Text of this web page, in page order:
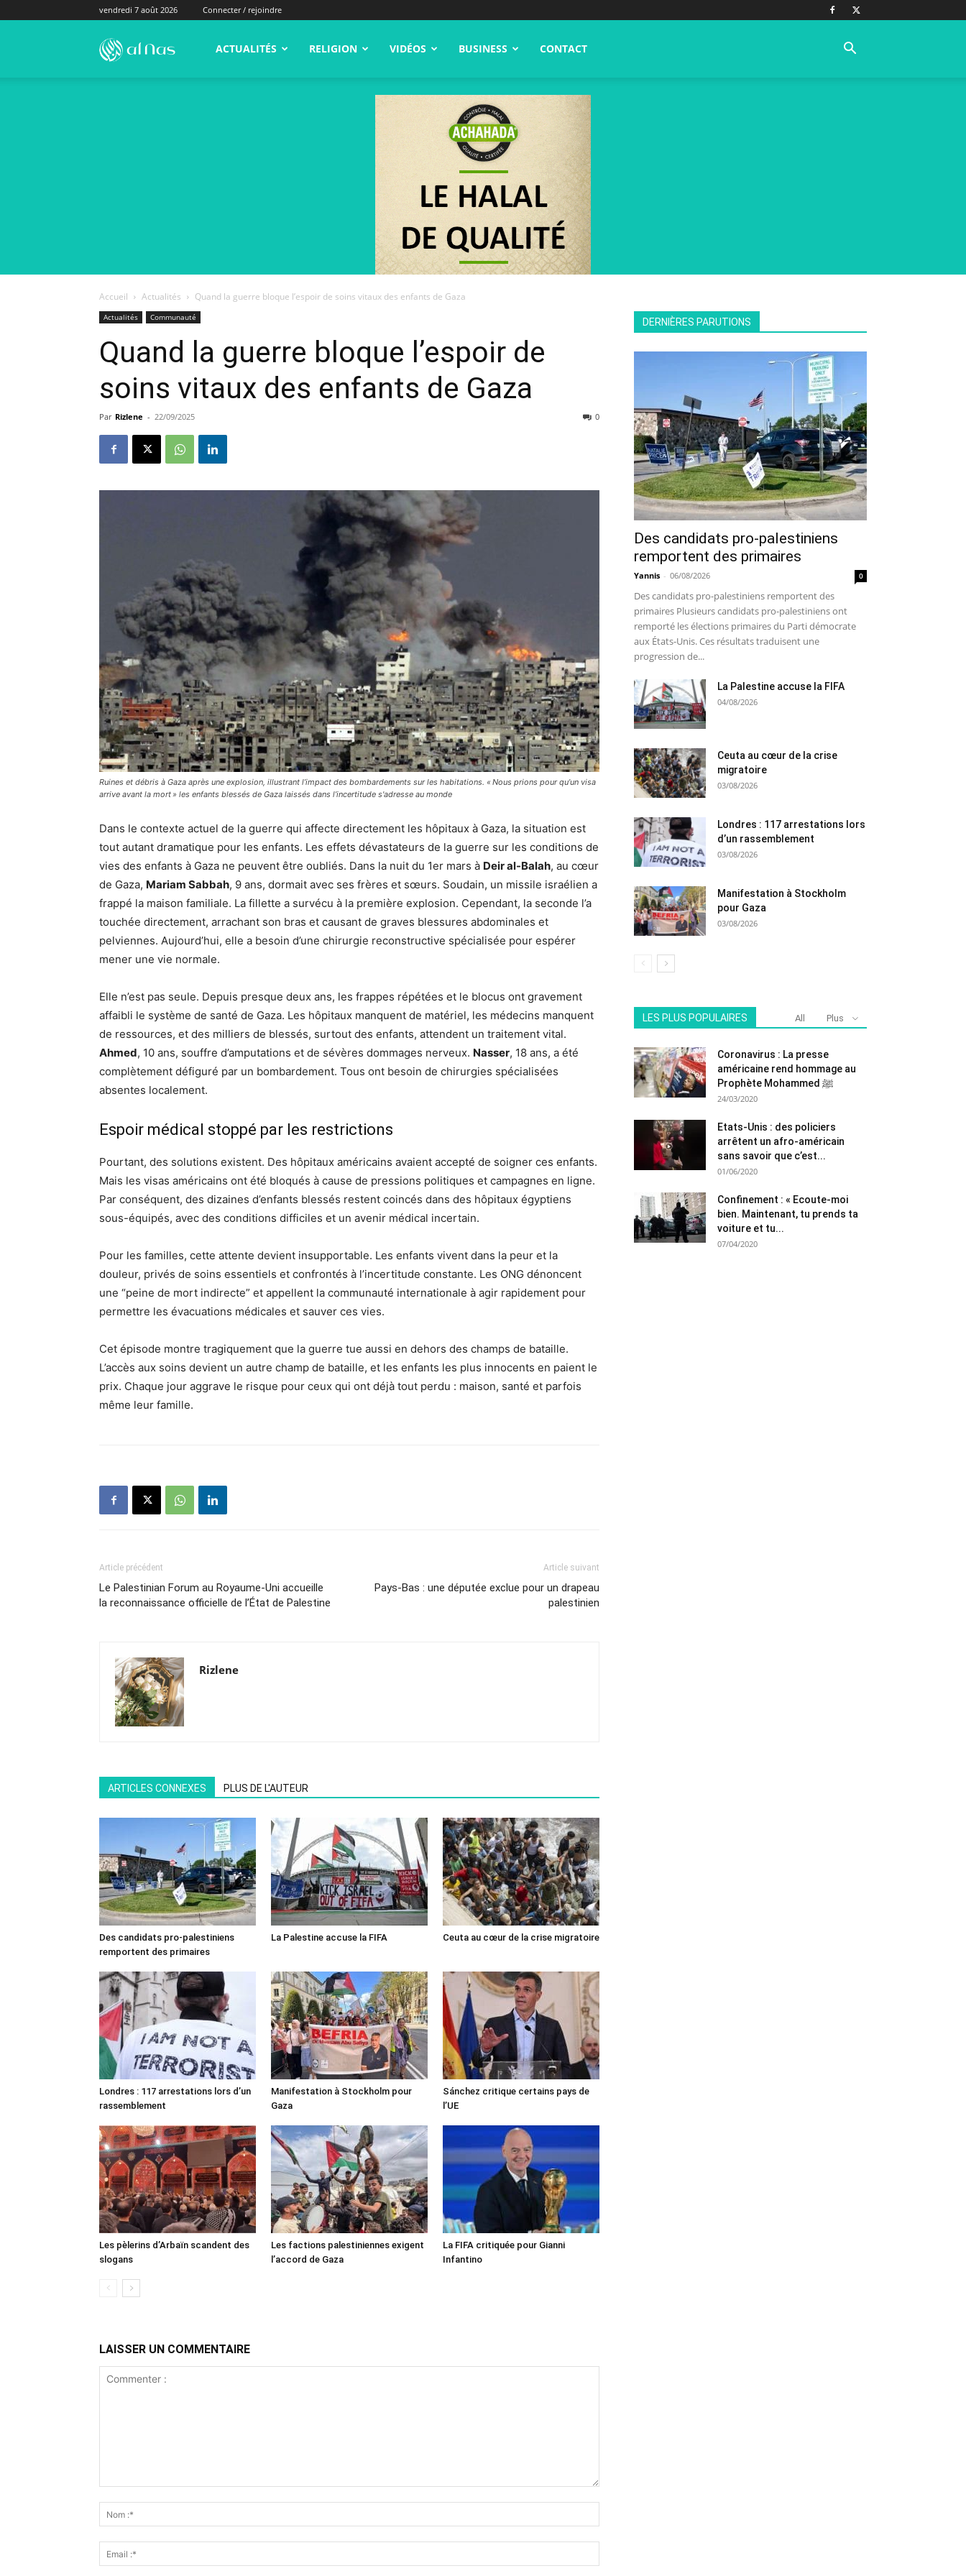
vendredi 7 août 2026 Connecter / rejoindre
alNas.fr ACTUALITÉS RELIGION VIDÉOS BUSINESS CONTACT
Accueil Actualités Quand la guerre bloque l’espoir de soins vitaux des enfants de Gaza
Actualités Communauté
Quand la guerre bloque l’espoir de
soins vitaux des enfants de Gaza
Par Rizlene - 22/09/2025 0
Ruines et débris à Gaza après une explosion, illustrant l’impact des bombardements sur les habitations. « Nous prions pour qu’un visa
arrive avant la mort » les enfants blessés de Gaza laissés dans l’incertitude s'adresse au monde
Dans le contexte actuel de la guerre qui affecte directement les hôpitaux à Gaza, la situation est
tout autant dramatique pour les enfants. Les effets dévastateurs de la guerre sur les conditions de
vies des enfants à Gaza ne peuvent être oubliés. Dans la nuit du 1er mars à Deir al-Balah, au cœur
de Gaza, Mariam Sabbah, 9 ans, dormait avec ses frères et sœurs. Soudain, un missile israélien a
frappé la maison familiale. La fillette a survécu à la première explosion. Cependant, la seconde l’a
touchée directement, arrachant son bras et causant de graves blessures abdominales et
pelviennes. Aujourd’hui, elle a besoin d’une chirurgie reconstructive spécialisée pour espérer
mener une vie normale.
Elle n’est pas seule. Depuis presque deux ans, les frappes répétées et le blocus ont gravement
affaibli le système de santé de Gaza. Les hôpitaux manquent de matériel, les médecins manquent
de ressources, et des milliers de blessés, surtout des enfants, attendent un traitement vital.
Ahmed, 10 ans, souffre d’amputations et de sévères dommages nerveux. Nasser, 18 ans, a été
complètement défiguré par un bombardement. Tous ont besoin de chirurgies spécialisées
absentes localement.
Espoir médical stoppé par les restrictions
Pourtant, des solutions existent. Des hôpitaux américains avaient accepté de soigner ces enfants.
Mais les visas américains ont été bloqués à cause de pressions politiques et campagnes en ligne.
Par conséquent, des dizaines d’enfants blessés restent coincés dans des hôpitaux égyptiens
sous-équipés, avec des conditions difficiles et un avenir médical incertain.
Pour les familles, cette attente devient insupportable. Les enfants vivent dans la peur et la
douleur, privés de soins essentiels et confrontés à l’incertitude constante. Les ONG dénoncent
une “peine de mort indirecte” et appellent la communauté internationale à agir rapidement pour
permettre les évacuations médicales et sauver ces vies.
Cet épisode montre tragiquement que la guerre tue aussi en dehors des champs de bataille.
L’accès aux soins devient un autre champ de bataille, et les enfants les plus innocents en paient le
prix. Chaque jour aggrave le risque pour ceux qui ont déjà tout perdu : maison, santé et parfois
même leur famille.
Article précédent
Le Palestinian Forum au Royaume-Uni accueille
la reconnaissance officielle de l’État de Palestine
Article suivant
Pays-Bas : une députée exclue pour un drapeau
palestinien
Rizlene
ARTICLES CONNEXES PLUS DE L'AUTEUR
Des candidats pro-palestiniens
remportent des primaires
La Palestine accuse la FIFA Ceuta au cœur de la crise migratoire
Londres : 117 arrestations lors d’un
rassemblement
Manifestation à Stockholm pour
Gaza
Sánchez critique certains pays de
l’UE
Les pèlerins d’Arbaïn scandent des
slogans
Les factions palestiniennes exigent
l’accord de Gaza
La FIFA critiquée pour Gianni
Infantino
LAISSER UN COMMENTAIRE
DERNIÈRES PARUTIONS
Des candidats pro-palestiniens
remportent des primaires
Yannis - 06/08/2026 0
Des candidats pro-palestiniens remportent des
primaires Plusieurs candidats pro-palestiniens ont
remporté les élections primaires du Parti démocrate
aux États-Unis. Ces résultats traduisent une
progression de...
La Palestine accuse la FIFA
04/08/2026
Ceuta au cœur de la crise
migratoire
03/08/2026
Londres : 117 arrestations lors
d’un rassemblement
03/08/2026
Manifestation à Stockholm
pour Gaza
03/08/2026
LES PLUS POPULAIRES All Plus
Coronavirus : La presse
américaine rend hommage au
Prophète Mohammed ﷺ
24/03/2020
Etats-Unis : des policiers
arrêtent un afro-américain
sans savoir que c’est...
01/06/2020
Confinement : « Ecoute-moi
bien. Maintenant, tu prends ta
voiture et tu...
07/04/2020